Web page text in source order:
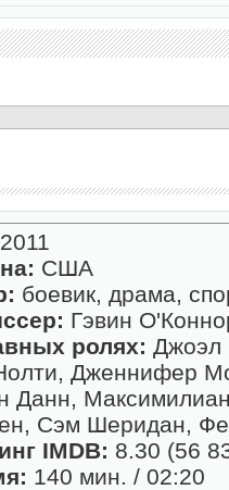
2011
США
боевик, драма,
Гэвин
ролях: Джоэл
Дженнифер
Данн,
Сэм Шеридан,
IMDB: 8.30 (56
140 мин. / 02:20